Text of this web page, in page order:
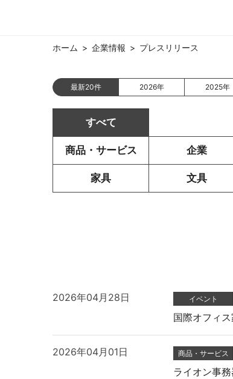
ホーム 企業情報 プレスリリース
最新20件 2026年 2025年
すべて
商品・サービス 企業
家具 文具
2026年04月28日 イベント
国際オフィ
2026年04月01日 商品・サービス
ライオン事
オープンコミュニケーション